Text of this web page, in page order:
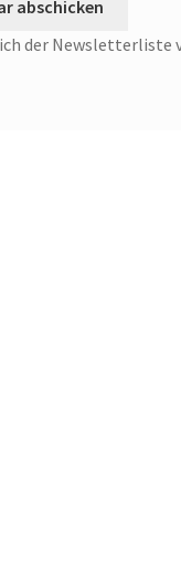
der Newsletterliste